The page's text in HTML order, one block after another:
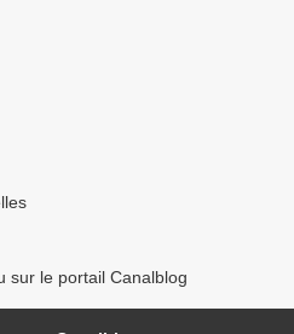
sur le portail Canalblog